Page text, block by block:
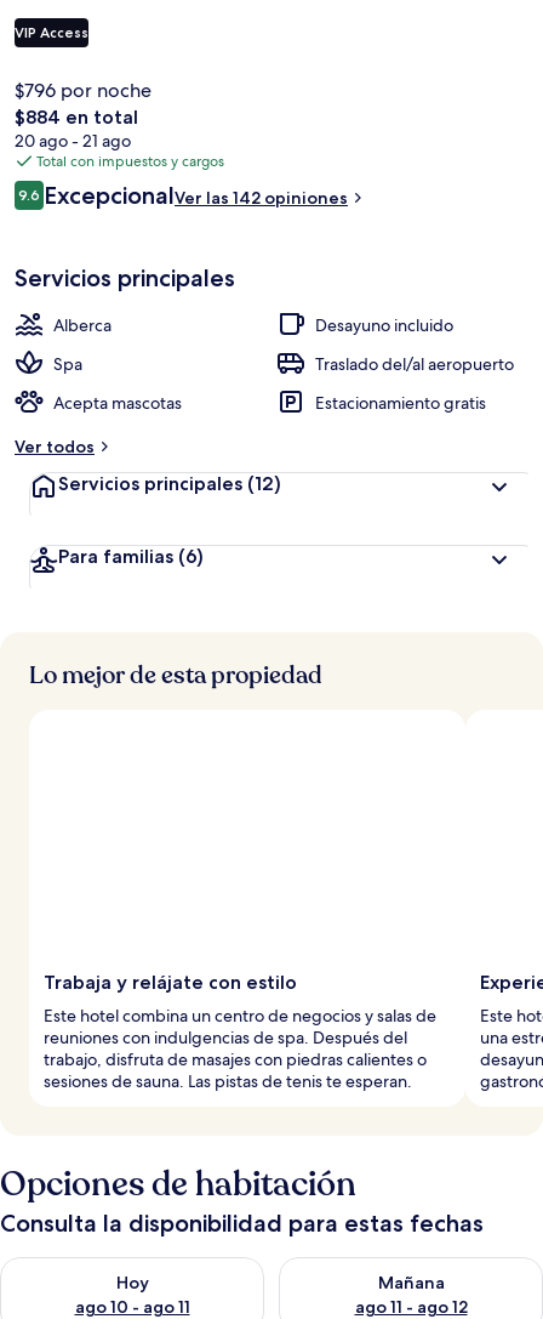
también tiene su bar junto a la alberca, su sala de fitness y su sauna.
VIP Access
$796 por noche
El
precio
total
es
de
$884 en total
20 ago - 21 ago
Total con impuestos y cargos
Opiniones
9.69.6 de 10,
ExcepcionalVer las 142 opiniones
Servicios principales
Alberca
Desayuno incluido
Spa
Traslado del/al aeropuerto
Acepta mascotas
Estacionamiento gratis
Ver todos
Servicios principales (12)
Para familias (6)
Lo mejor de esta propiedad
Trabaja y relájate con estilo
Este hotel combina un centro de negocios y salas de
reuniones con indulgencias de spa. Después del
trabajo, disfruta de masajes con piedras calientes o
sesiones de sauna. Las pistas de tenis te esperan.
Este
una
Opciones de habitación
Consulta la disponibilidad para estas fechas
Hoy
ago 10 - ago 11
Consulta la disponibilidad para hoy ago 10 - ago 11
Mañana
ago 11 - ago 12
Consulta la disponibilidad